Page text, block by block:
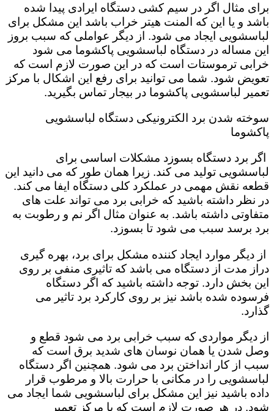
برای مثال اگر در سیم کشی دستگاه ایرادی پیدا شده
باشد و یا این که المنت هیتر خراب باشد این مشکل برای
لباسشویی ایجاد می شود. از دیگر عواملی که سبب بروز
این مساله در دستگاه لباسشویی پاکشوما می شود
خرابی ترموستات است که در این صورت لازم است که
تعویض شود. شما می توانید برای رفع این اشکال با مرکز
تعمیر لباسشویی پاکشوما در بیجار تماس بگیرید.
سوخته شدن برد الکترونیکی دستگاه لباسشویی
پاکشوما
اگر برد دستگاه بسوزد مشکلات اساسی برای
لباسشویی تولید می کند. زیرا همان طور که می دانید این
قطعه نقش مهمی در عملکرد کلی دستگاه ایفا می کند.
در نظر داشته باشید که خرابی برد می تواند علت های
متفاوتی داشته باشد. به عنوان مثال اگر نم و رطوبت به
برد برسد سبب می شود تا بسوزد.
از دیگر موارد ایجاد کننده مشکل برای برد، بهره گیری
دراز مدت از دستگاه می باشد که تاثیری منفی بر روی
این بخش دارد. توجه داشته باشید که اگر دستگاه
فرسوده شده باشد نیز بر روی کارکرد برد تاثیر می
گذارد.
از دیگر مواردی که سبب خرابی برد می شود قطع و
وصل شدن یا همان نوسان های شدید برق است که
سبب از کار انداختن برد می شود. همچنین اگر دستگاه
لباسشویی را در مکانی با حرارت بالا و مرطوب قرار
داده باشید نیز این مشکل برای لباسشویی شما ایجاد می
شود. در هر صورت لازم است که با مرکز تعمیر